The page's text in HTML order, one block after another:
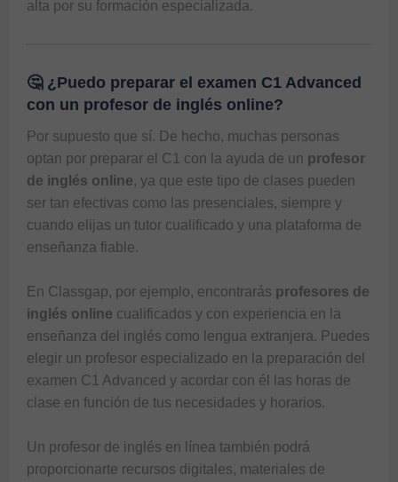
alta por su formación especializada.
🤔 ¿Puedo preparar el examen C1 Advanced
con un profesor de inglés online?
Por supuesto que sí. De hecho, muchas personas
optan por preparar el C1 con la ayuda de un profesor
de inglés online, ya que este tipo de clases pueden
ser tan efectivas como las presenciales, siempre y
cuando elijas un tutor cualificado y una plataforma de
enseñanza fiable.
En Classgap, por ejemplo, encontrarás profesores de
inglés online cualificados y con experiencia en la
enseñanza del inglés como lengua extranjera. Puedes
elegir un profesor especializado en la preparación del
examen C1 Advanced y acordar con él las horas de
clase en función de tus necesidades y horarios.
Un profesor de inglés en línea también podrá
proporcionarte recursos digitales, materiales de